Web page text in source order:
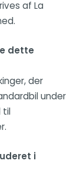
af La
dette
der
under
til
i